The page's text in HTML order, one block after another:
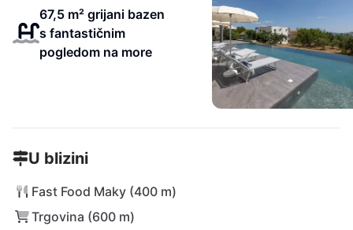
67,5 m² grijani bazen
s fantastičnim
pogledom na more
U blizini
Fast Food Maky (400 m)
Trgovina (600 m)